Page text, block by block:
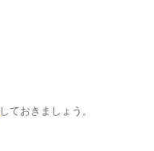
しておきましょう。